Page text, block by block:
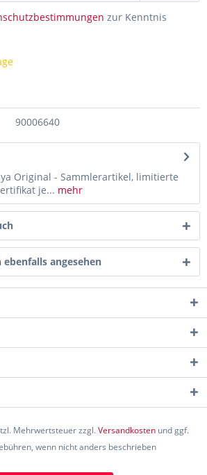
zur Kenntnis
90006640
Original - Sammlerartikel, limitierte
je... mehr
angesehen
Mehrwertsteuer zzgl.Versandkosten und ggf.
wenn nicht anders beschrieben